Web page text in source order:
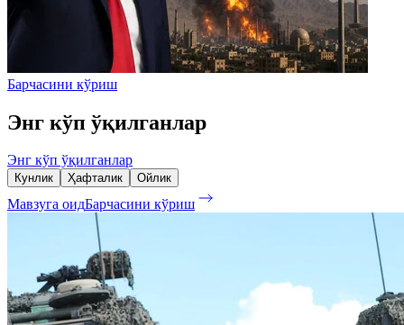
Барчасини кўриш
Энг кўп ўқилганлар
Энг кўп ўқилганлар
Кунлик Ҳафталик Ойлик
Мавзуга оидБарчасини кўриш